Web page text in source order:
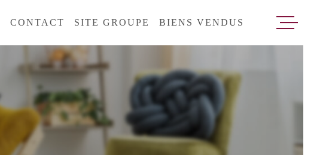
CONTACT SITE GROUPE BIENS VENDUS